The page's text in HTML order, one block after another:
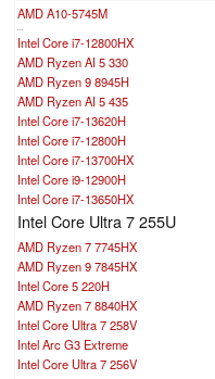
AMD A10-5745M
...
Intel Core i7-12800HX
AMD Ryzen AI 5 330
AMD Ryzen 9 8945H
AMD Ryzen AI 5 435
Intel Core i7-13620H
Intel Core i7-12800H
Intel Core i7-13700HX
Intel Core i9-12900H
Intel Core i7-13650HX
Intel Core Ultra 7 255U
AMD Ryzen 7 7745HX
AMD Ryzen 9 7845HX
Intel Core 5 220H
AMD Ryzen 7 8840HX
Intel Core Ultra 7 258V
Intel Arc G3 Extreme
Intel Core Ultra 7 256V